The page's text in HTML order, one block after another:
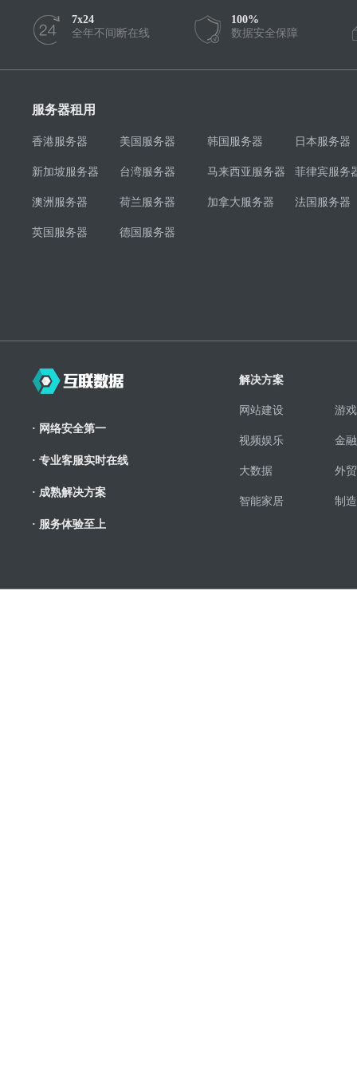
7x24
全年不间断在线
100%
数据安全保障
服务器租用
香港服务器 美国服务器 韩国服务器 日本服务器
新加坡服务器 台湾服务器 马来西亚服务器 菲律宾服务
澳洲服务器 荷兰服务器 加拿大服务器 法国服务器
英国服务器 德国服务器
· 网络安全第一
· 专业客服实时在线
· 成熟解决方案
· 服务体验至上
解决方案
网站建设 游
视频娱乐 金
大数据 外
智能家居 制